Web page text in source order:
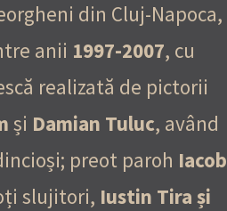
din Cluj-Napoca,
anii 1997-2007, cu
realizată de pictorii
și Damian Tuluc, având
preot paroh Iacob
slujitori, Iustin Tira și